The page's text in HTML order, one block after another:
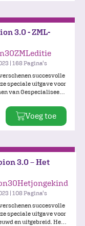
3.0 - ZML-
| 168 Pagina's
succesvolle
speciale uitgave voor
van Gespecialiseerd
uitgewerkte
en bieden de
jouzelf én uit de
Voeg toe
3.0 – Het
| 108 Pagina's
succesvolle
speciale uitgave voor
en uitgebreid. Het